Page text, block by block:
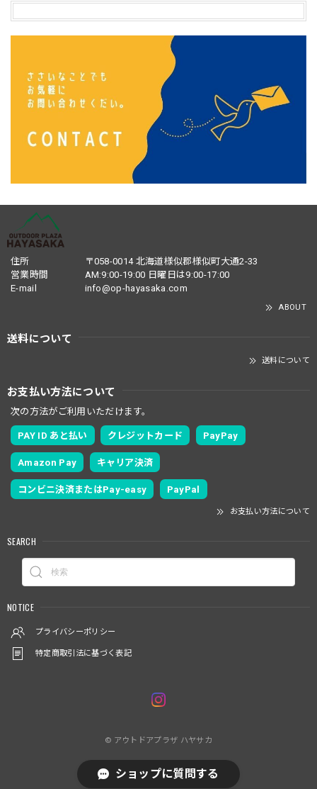
住所
〒058-0014 北海道様似郡様似町大通2-33
営業時間
AM:9:00-19:00 日曜日は9:00-17:00
E-mail
info@op-hayasaka.com
ABOUT
送料について
送料について
お支払い方法について
次の方法がご利用いただけます。
PAY ID あと払い クレジットカード PayPay
Amazon Pay キャリア決済
コンビニ決済またはPay-easy PayPal
お支払い方法について
SEARCH
NOTICE
プライバシーポリシー
特定商取引法に基づく表記
© アウトドアプラザ ハヤサカ
ショップに質問する